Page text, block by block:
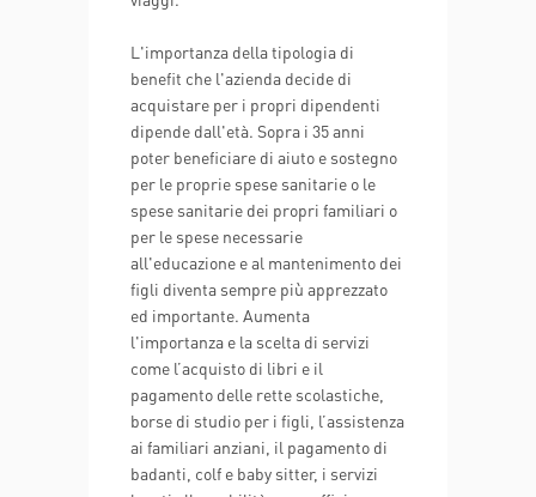
L'importanza della tipologia di
benefit che l'azienda decide di
acquistare per i propri dipendenti
dipende dall'età. Sopra i 35 anni
poter beneficiare di aiuto e sostegno
per le proprie spese sanitarie o le
spese sanitarie dei propri familiari o
per le spese necessarie
all'educazione e al mantenimento dei
figli diventa sempre più apprezzato
ed importante. Aumenta
l'importanza e la scelta di servizi
come l’acquisto di libri e il
pagamento delle rette scolastiche,
borse di studio per i figli, l’assistenza
ai familiari anziani, il pagamento di
badanti, colf e baby sitter, i servizi